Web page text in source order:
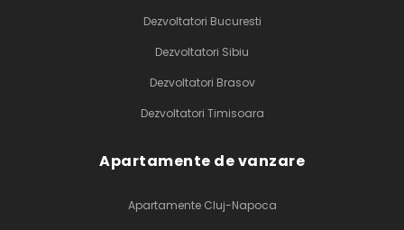
Dezvoltatori Bucuresti
Dezvoltatori Sibiu
Dezvoltatori Brasov
Dezvoltatori Timisoara
Apartamente de vanzare
Apartamente Cluj-Napoca